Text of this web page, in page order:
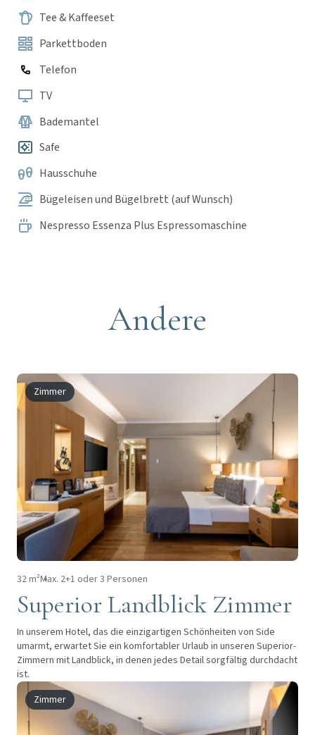
Tee & Kaffeeset
Parkettboden
Telefon
TV
Bademantel
Safe
Hausschuhe
Bügeleisen und Bügelbrett (auf Wunsch)
Nespresso Essenza Plus Espressomaschine
Andere
Zimmer
32 m²Max. 2+1 oder 3 Personen
Superior Landblick Zimmer
In unserem Hotel, das die einzigartigen Schönheiten von Side
umarmt, erwartet Sie ein komfortabler Urlaub in unseren Superior-
Zimmern mit Landblick, in denen jedes Detail sorgfältig durchdacht
ist.
Zimmer